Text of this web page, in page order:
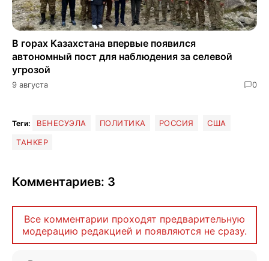
В горах Казахстана впервые появился
автономный пост для наблюдения за селевой
угрозой
9 августа 0
Теги: ВЕНЕСУЭЛА ПОЛИТИКА РОССИЯ
США
ТАНКЕР
Комментариев: 3
Все комментарии проходят предварительную
модерацию редакцией и появляются не сразу.